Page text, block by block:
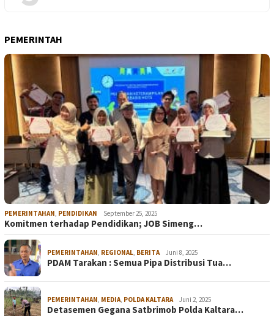
PEMERINTAH
PEMERINTAHAN PENDIDIKAN September 25, 2025
Komitmen terhadap Pendidikan; JOB Simeng…
PEMERINTAHAN REGIONAL BERITA Juni 8, 2025
PDAM Tarakan : Semua Pipa Distribusi Tua…
PEMERINTAHAN MEDIA POLDA KALTARA Juni 2, 2025
Detasemen Gegana Satbrimob Polda Kaltara…